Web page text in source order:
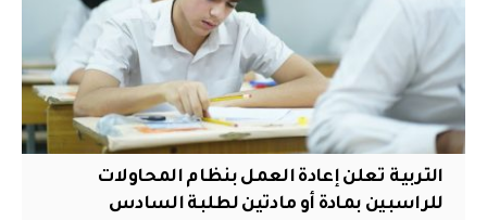
التربية تعلن إعادة العمل بنظام المحاولات
للراسبين بمادة أو مادتين لطلبة السادس